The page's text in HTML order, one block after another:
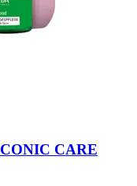
CARE